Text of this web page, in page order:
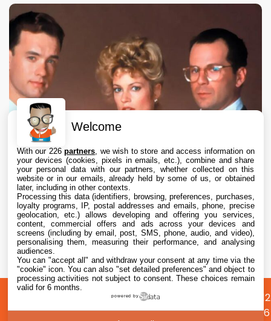
Apple TV abandonne le projet de série Le
Bûcher des Vanités après des désaccords
créatifs
6 Aug. 2026 • 17:20
propos
Préférences
cookies
Confidentialité
©
2026
Welcome
With our 226partners , we wish to store and access information on
your devices (cookies, pixels in emails, etc.), combine and share
your personal data with our partners, whether collected on this
website or in our emails, already held by some of us, or obtained
later, including in other contexts.
Processing this data (identifiers, browsing, preferences, purchases,
loyalty programs, IP, postal addresses and emails, phone, precise
geolocation, etc.) allows developing and offering you services,
content, commercial offers and ads across your devices and
screens (including by email, post, SMS, phone, audio, and video),
personalising them, measuring their performance, and analysing
audiences.
You can "accept all" and withdraw your consent at any time via the
"cookie" icon. You can also "set detailed preferences" and object to
processing activities not subject to consent. These choices remain
valid for 6 months.
powered by